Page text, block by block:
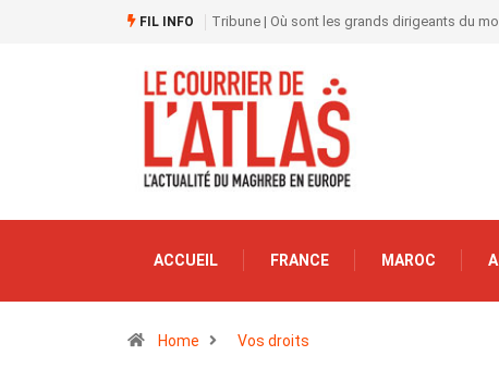
FIL INFO Tribune | Où sont les grands dirigeants du
ACCUEIL FRANCE MAROC
Home Vos droits